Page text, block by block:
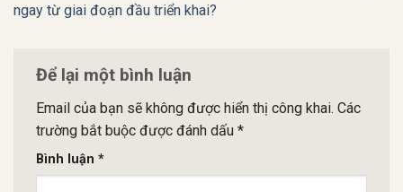
ngay từ giai đoạn đầu triển khai?
Để lại một bình luận
Email của bạn sẽ không được hiển thị công khai. Các
trường bắt buộc được đánh dấu *
Bình luận *